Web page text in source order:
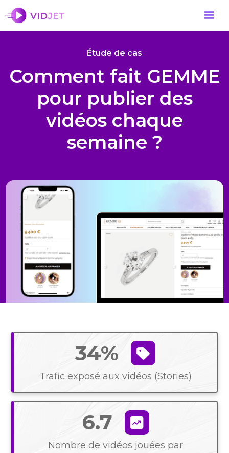
Étude de cas
Comment fait GEMME
pour publier des
vidéos chaque
semaine ?
34%
Trafic exposé aux vidéos (Stories)
6.7
Nombre de vidéos jouées par